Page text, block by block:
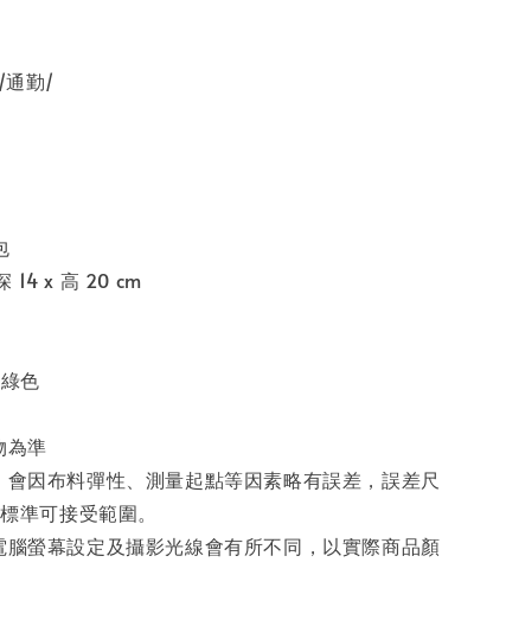
通勤/
14 x 高 20 cm
色
為準
因布料彈性、測量起點等因素略有誤差，誤差尺
準可接受範圍。
螢幕設定及攝影光線會有所不同，以實際商品顏